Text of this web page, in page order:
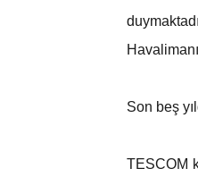
Son beş
TESCOM